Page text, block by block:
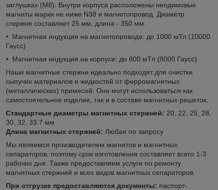
заглушках (М8). Внутри корпуса расположены неодимовые
магниты марки не ниже N38 и магнитопровод. Диаметр
стержня составляет 25 мм, длина - 350 мм.
• Магнитная индукция на магнитопроводе: до 1000 мТл (10000
Гаусс)
• Магнитная индукция на корпусе: до 800 мТл (8000 Гаусс)
Наши магнитные стержни идеально подходят для очистки
сыпучих материалов и жидкостей от ферромагнитных
(металлических) примесей. Они могут использоваться как
самостоятельное изделие, так и в составе магнитных решеток.
Стандартные диаметры магнитных стержней: 20, 22, 25, 28,
30, 32, 33.7 мм
Длина магнитных стержней: Любая по запросу
Мы являемся производителем магнитов и магнитных
сепараторов, поэтому срок изготовления составляет всего 1-3
рабочих дня. Также предоставляем услуги по ремонту
магнитных стержней и всех видов магнитных сепараторов.
При отгрузке предоставляются документы: паспорт-